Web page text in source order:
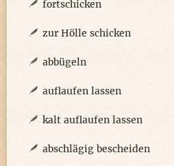
fortschicken
zur Hölle schicken
abbügeln
auflaufen lassen
kalt auflaufen lassen
abschlägig bescheiden